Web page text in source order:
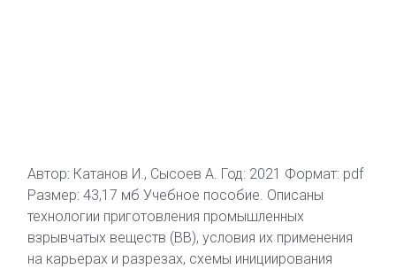
Автор: Катанов И., Сысоев А. Год: 2021 Формат: pdf
Размер: 43,17 мб Учебное пособие. Описаны
технологии приготовления промышленных
взрывчатых веществ (ВВ), условия их применения
на карьерах и разрезах, схемы инициирования